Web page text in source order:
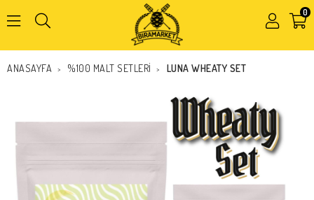
0
Kapat
ANASAYFA > %100 MALT SETLERİ > LUNA WHEATY SET